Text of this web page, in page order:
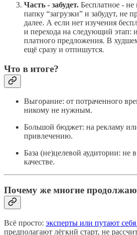
Часть - забудет. Бесплатное - не
папку “загрузки” и забудут, не
далее. А если нет изучения
и перехода на следующий этап:
платного предложения. В
ещё сразу и отпишутся.
Что в итоге?
Выгорание: от потраченного
никому не нужным.
Большой бюджет: на рекламу
привлечению.
База (не)целевой аудитории: не
качестве.
Почему же многие
Всё просто: эксперты или путают
предполагают лёгкий старт, не